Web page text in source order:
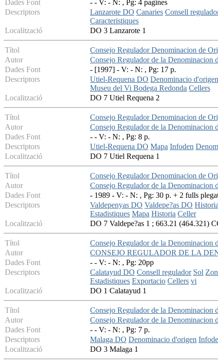
Dades Font
- - V: - N: , Pg: 4 pagines
Descriptors
Lanzarote DO Canaries Consell
Caracteristiques
Localització
DO 3 Lanzarote 1
Títol
Consejo Regulador Denominacion de
Autor
Consejo Regulador de la Denominacion
Dades Font
- [1997] - V: - N: , Pg: 17 p.
Descriptors
Utiel-Requena DO Denominacio d'origen
Museu del Vi Bodega Redonda Cellers
Localització
DO 7 Utiel Requena 2
Títol
Consejo Regulador Denominacion de
Autor
Consejo Regulador de la Denominacion
Dades Font
- - V: - N: , Pg: 8 p.
Descriptors
Utiel-Requena DO Mapa Infoden
Localització
DO 7 Utiel Requena 1
Títol
Consejo Regulador Denominacion de
Autor
Consejo Regulador de la Denominacion
Dades Font
- 1989 - V: - N: , Pg: 30 p. + 2 fulls
Descriptors
Valdepenyas DO Valdepe?as DO
Estadistiques Mapa Historia Celler
Localització
DO 7 Valdepe?as 1 ; 663.21 (464.321)
Títol
Consejo Regulador de la Denominacion
Autor
CONSEJO REGULADOR DE LA
Dades Font
- - V: - N: , Pg: 20pp
Descriptors
Calatayud DO Consell regulador Sol
Estadistiques Exportacio Cellers vi
Localització
DO 1 Calatayud 1
Títol
Consejo Regulador de la Denominacion
Autor
Consejo Regulador de la Denominacion
Dades Font
- - V: - N: , Pg: 7 p.
Descriptors
Malaga DO Denominacio d'origen
Localització
DO 3 Malaga 1